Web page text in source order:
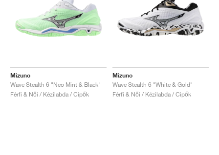
Mizuno
Wave Stealth 6 "Neo Mint & Black"
Férfi & Női / Kézilabda / Cipők
Mizuno
Wave Stealth 6 "White & Gold"
Férfi & Női / Kézilabda / Cipők